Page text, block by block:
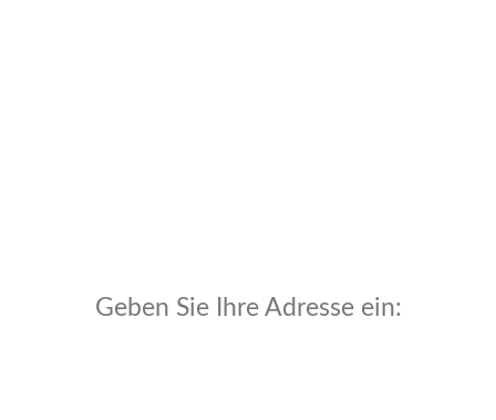
Geben Sie Ihre Adresse ein: